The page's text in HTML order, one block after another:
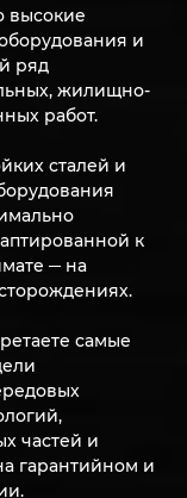
высокие
и
ряд
жилищно-
работ.
сталей и
к
─ на
самые
частей и
гарантийном и